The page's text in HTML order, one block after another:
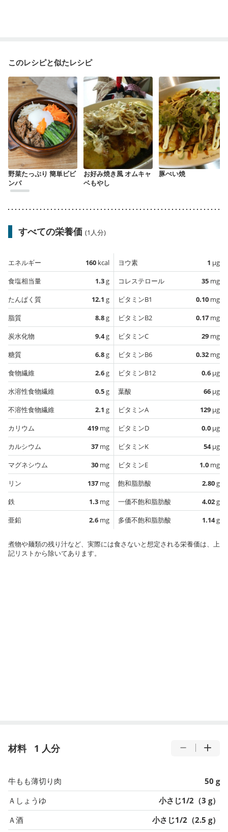
このレシピと似たレシピ
野菜たっぷり 簡単ビビ
ンバ
お好み焼き風 オムキャ
ベもやし
豚ぺい焼
すべての栄養価 (1人分)
エネルギー 160 kcal
食塩相当量
1.3g
たんぱく質
12.1 g
脂質
8.8g
炭水化物
9.4g
糖質
6.8g
食物繊維
2.6g
水溶性食物繊維
0.5g
不溶性食物繊維
2.1 g
カリウム
419 mg
カルシウム
37 mg
マグネシウム
30 mg
リン
137 mg
鉄
1.3 mg
亜鉛
2.6 mg
ヨウ素 1 µg
コレステロール
35 mg
ビタミンB1
0.10 mg
ビタミンB2
0.17 mg
ビタミンC
29 mg
ビタミンB6
0.32 mg
ビタミンB12
0.6 µg
葉酸
66 µg
ビタミンA
129 µg
ビタミンD
0.0 µg
ビタミンK
54µg
ビタミンE
1.0 mg
飽和脂肪酸
2.80g
一価不飽和脂肪酸
4.02g
多価不飽和脂肪酸
1.14g
煮物や麺類の残り汁など、実際には食さないと想定される栄養価は、上
記リストから除いてあります。
材料 1 人分
牛もも薄切り肉
50 g
Ａしょうゆ
小さじ1/2（3 g）
Ａ酒
小さじ1/2（2.5 g）